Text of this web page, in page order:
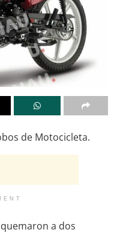
de Motocicleta.
a dos